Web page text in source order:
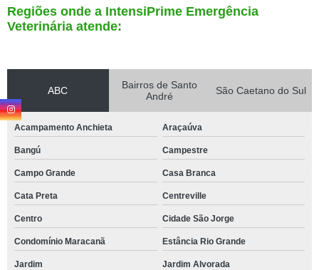
Regiões onde a IntensiPrime Emergência
Veterinária atende:
ABC
Bairros de Santo
André
São Caetano do Sul
Acampamento Anchieta Araçaúva
Bangú Campestre
Campo Grande Casa Branca
Cata Preta Centreville
Centro Cidade São Jorge
Condomínio Maracanã Estância Rio Grande
Jardim Jardim Alvorada